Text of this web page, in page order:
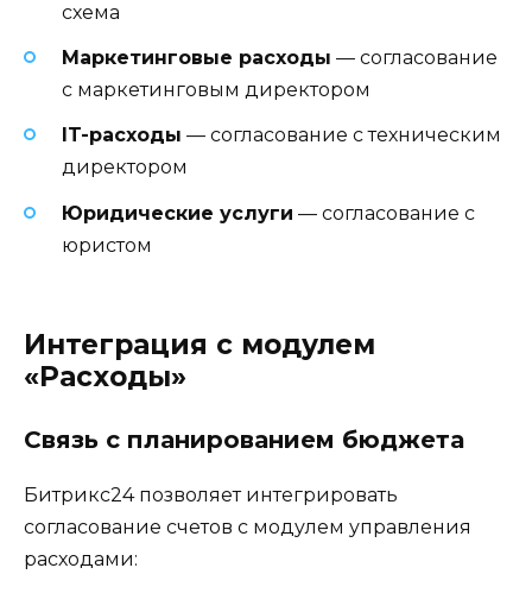
схема
Маркетинговые расходы — согласование
с маркетинговым директором
IT-расходы — согласование с техническим
директором
Юридические услуги — согласование с
юристом
Интеграция с модулем
«Расходы»
Связь с планированием бюджета
Битрикс24 позволяет интегрировать
согласование счетов с модулем управления
расходами: